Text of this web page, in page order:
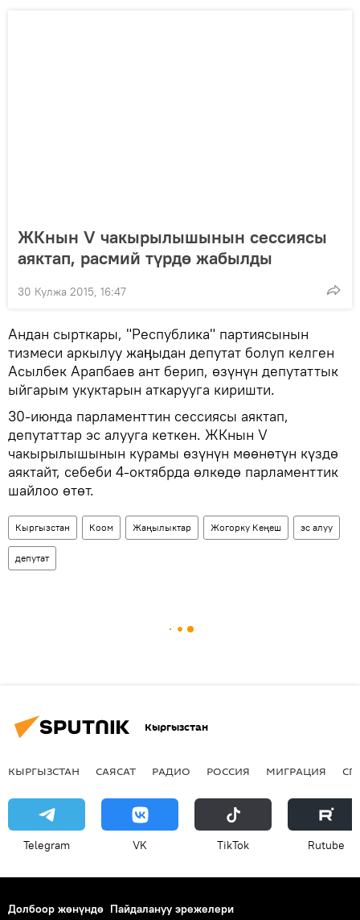
ЖКнын V чакырылышынын сессиясы
аяктап, расмий түрдө жабылды
30 Кулжа 2015, 16:47
Андан сырткары, "Республика" партиясынын
тизмеси аркылуу жаӊыдан депутат болуп келген
Асылбек Арапбаев ант берип, өзүнүн депутаттык
ыйгарым укуктарын аткарууга киришти.
30-июнда парламенттин сессиясы аяктап,
депутаттар эс алууга кеткен. ЖКнын V
чакырылышынын курамы өзүнүн мөөнөтүн күздө
аяктайт, себеби 4-октябрда өлкөдө парламенттик
шайлоо өтөт.
Кыргызстан Коом Жаңылыктар Жогорку Кеңеш эс алуу
депутат
Кыргызстан
КЫРГЫЗСТАН САЯСАТ РАДИО РОССИЯ МИГРАЦИЯ
Telegram VK ТikТоk Rutube
Долбоор жөнүндө Пайдалануу эрежелери